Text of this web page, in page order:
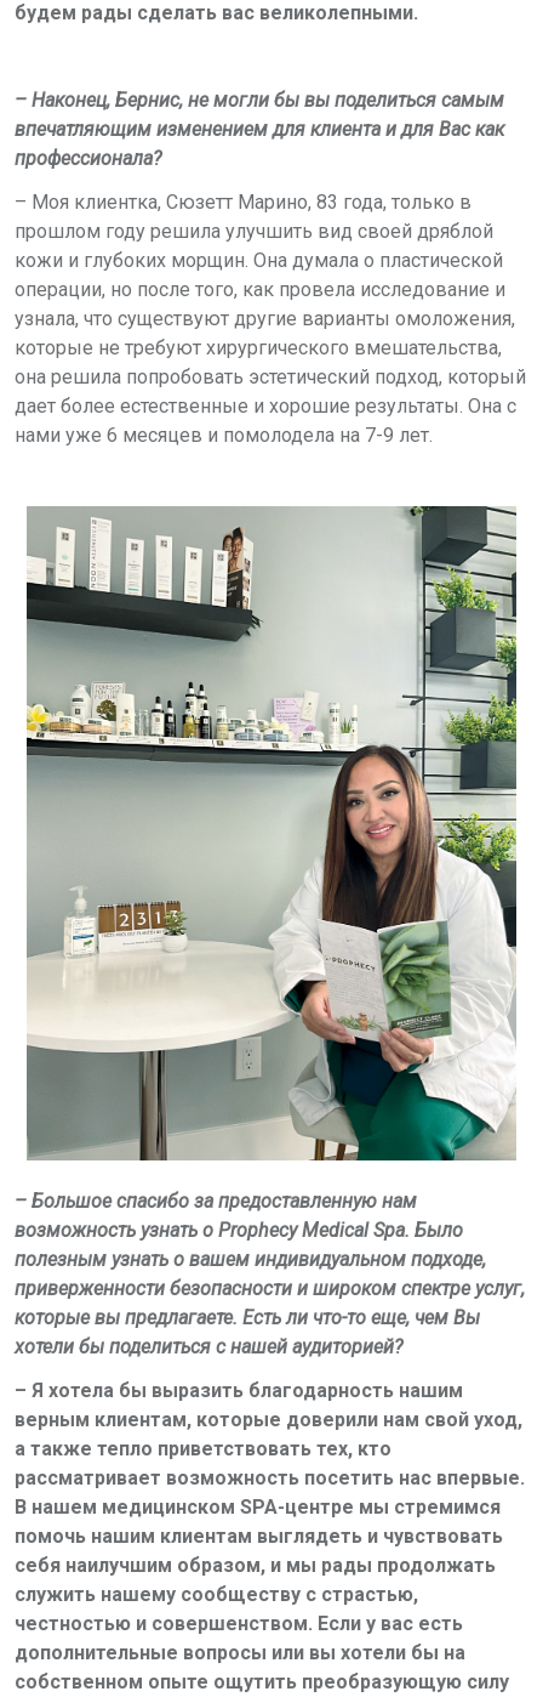
будем рады сделать вас великолепными.
– Наконец, Бернис, не могли бы вы поделиться самым
впечатляющим изменением для клиента и для Вас как
профессионала?
– Моя клиентка, Сюзетт Марино, 83 года, только в
прошлом году решила улучшить вид своей дряблой
кожи и глубоких морщин. Она думала о пластической
операции, но после того, как провела исследование и
узнала, что существуют другие варианты омоложения,
которые не требуют хирургического вмешательства,
она решила попробовать эстетический подход, который
дает более естественные и хорошие результаты. Она с
нами уже 6 месяцев и помолодела на 7-9 лет.
– Большое спасибо за предоставленную нам
возможность узнать о Prophecy Medical Spa. Было
полезным узнать о вашем индивидуальном подходе,
приверженности безопасности и широком спектре услуг,
которые вы предлагаете. Есть ли что-то еще, чем Вы
хотели бы поделиться с нашей аудиторией?
– Я хотела бы выразить благодарность нашим
верным клиентам, которые доверили нам свой уход,
а также тепло приветствовать тех, кто
рассматривает возможность посетить нас впервые.
В нашем медицинском SPA-центре мы стремимся
помочь нашим клиентам выглядеть и чувствовать
себя наилучшим образом, и мы рады продолжать
служить нашему сообществу с страстью,
честностью и совершенством. Если у вас есть
дополнительные вопросы или вы хотели бы на
собственном опыте ощутить преобразующую силу